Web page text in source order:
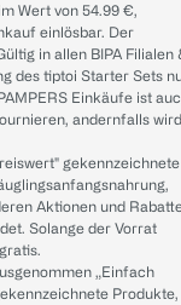
Wert von 54.99 €,
einlösbar. Der
in allen BIPA Filialen
des tiptoi Starter Sets
Einkäufe ist
andernfalls wird
gekennzeichnete
Aktionen und
Solange der Vorrat
„Einfach
Produkte,